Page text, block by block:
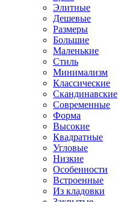
Элитные
Дешевые
Размеры
Большие
Маленькие
Стиль
Минимализм
Классические
Скандинавские
Современные
Форма
Высокие
Квадратные
Угловые
Низкие
Особенности
Встроенные
Из кладовки